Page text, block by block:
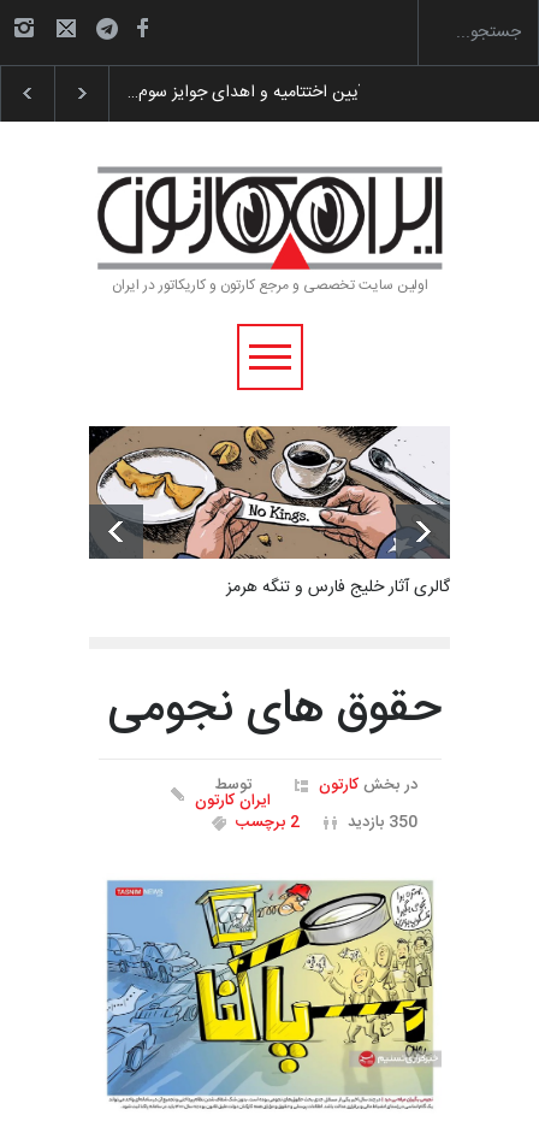
گزارش تصویری آیین اختتامیه و اهدای جوایز سوم…
اولین سایت تخصصی و مرجع کارتون و کاریکاتور در ایران
گالری آثار خلیج فارس و تنگه هرمز
حقوق های نجومی
در بخشکارتون توسط
ایران کارتون
350 بازدید
2 برچسب